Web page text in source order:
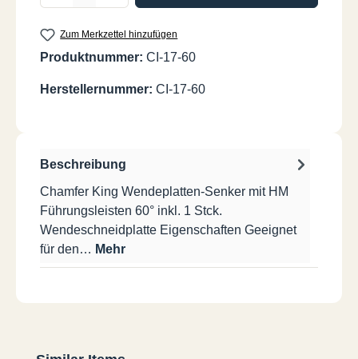
Zum Merkzettel hinzufügen
Produktnummer: CI-17-60
Herstellernummer: CI-17-60
Beschreibung
Chamfer King Wendeplatten-Senker mit HM
Führungsleisten 60° inkl. 1 Stck.
Wendeschneidplatte Eigenschaften Geeignet
für den… Mehr